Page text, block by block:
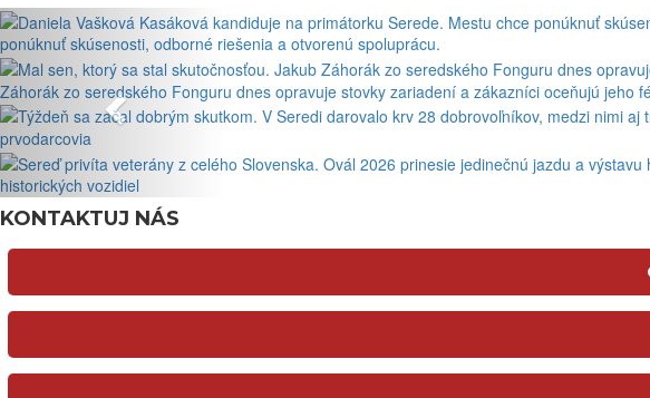
ponúknuť skúsenosti, odborné riešenia a otvorenú spoluprácu.
Záhorák zo seredského Fonguru dnes opravuje stovky zariadení a zákazníci oceňujú jeho
prvodarcovia
historických vozidiel
KONTAKTUJ NÁS